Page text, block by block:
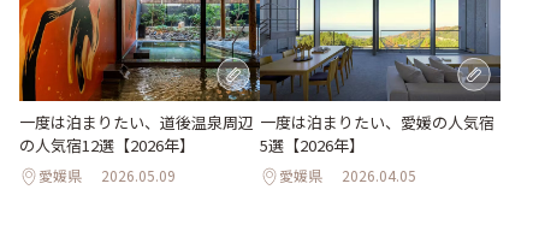
一度は泊まりたい、道後温泉周辺
の人気宿12選【2026年】
愛媛県 2026.05.09
一度は泊まりたい、愛媛の人気宿
5選【2026年】
愛媛県 2026.04.05